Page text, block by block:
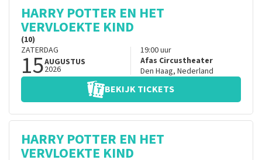
HARRY POTTER EN HET
VERVLOEKTE KIND
(10)
ZATERDAG
15AUGUSTUS
2026
19:00uur
Afas Circustheater
Den Haag, Nederland
BEKIJK TICKETS
HARRY POTTER EN HET
VERVLOEKTE KIND